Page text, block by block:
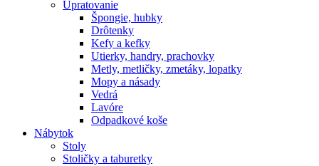
Upratovanie
Špongie, hubky
Drôtenky
Kefy a kefky
Utierky, handry, prachovky
Metly, metličky, zmetáky, lopatky
Mopy a násady
Vedrá
Lavóre
Odpadkové koše
Nábytok
Stoly
Stoličky a taburetky